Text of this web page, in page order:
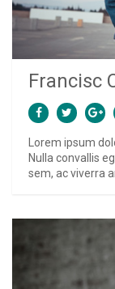
Francisc
Lorem ipsum
Nulla convallis
sem, ac viverra